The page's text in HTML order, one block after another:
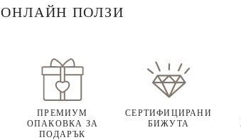
ОНЛАЙН ПОЛЗИ
ПРЕМИУМ
ОПАКОВКА ЗА
ПОДАРЪК
СЕРТИФИЦИРАНИ
БИЖУТА